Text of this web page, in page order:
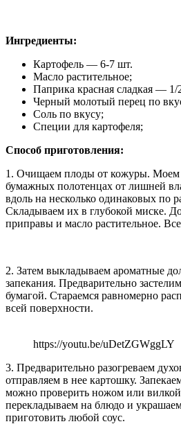
Ингредиенты:
Картофель — 6-7 шт.
Масло растительное;
Паприка красная сладкая — 1/
Черный молотый перец по
Соль по вкусу;
Специи для картофеля;
Способ приготовления:
1. Очищаем плоды от кожуры. Моем
бумажных полотенцах от лишней
вдоль на несколько одинаковых по
Складываем их в глубокой миске.
приправы и масло растительное.
2. Затем выкладываем ароматные
запекания. Предварительно
бумагой. Стараемся равномерно
всей поверхности.
https://youtu.be/uDetZGWggLY
3. Предварительно разогреваем
отправляем в нее картошку.
можно проверить ножом или
перекладываем на блюдо и
приготовить любой соус.